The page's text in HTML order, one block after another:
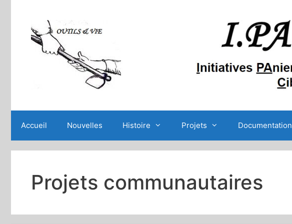
contenu
Accueil Nouvelles Histoire Projets Documentation
Projets communautaires